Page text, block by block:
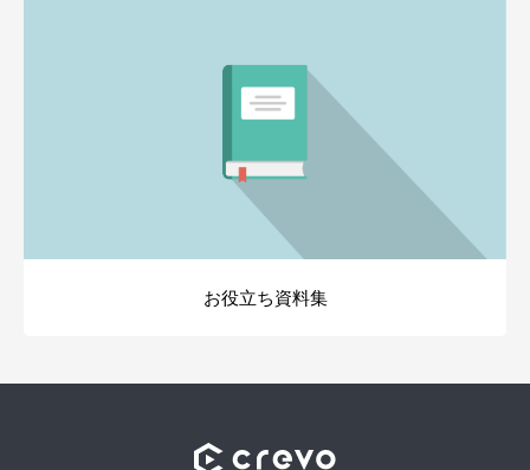
お役立ち資料集